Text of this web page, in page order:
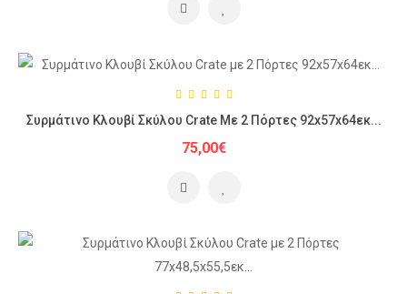
Συρμάτινο Κλουβί Σκύλου Crate Με 2 Πόρτες 92x57x64εκ...
75,00€